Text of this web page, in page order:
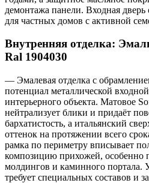
демонтажа панели. Входная дверь
для частных домов с активной
Внутренняя отделка:
Ral 1904030
— Эмалевая отделка с
потенциал металлической
интерьерного объекта. Матовое
нейтрализует блики и придаёт
бархатистость, а итальянский
оттенок на протяжении всего
рамка по периметру вписывает
композицию прихожей, особенно
молдингов и каминного портала.
требует специальных составов и